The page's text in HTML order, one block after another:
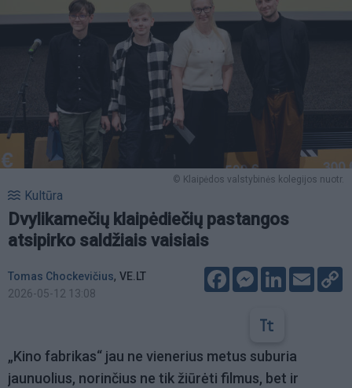
© Klaipėdos valstybinės kolegijos nuotr.
Kultūra
Dvylikamečių klaipėdiečių pastangos
atsipirko saldžiais vaisiais
Tomas Chockevičius, VE.LT
2026-05-12 13:08
FacebookMessenger
LinkedIn
Email
„Kino fabrikas“ jau ne vienerius metus suburia
jaunuolius, norinčius ne tik žiūrėti filmus, bet ir